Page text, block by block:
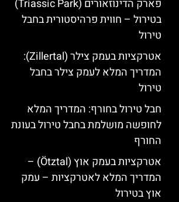
פארק הדינוזאורים (Triassic Park)
בטירול – חווית פרהיסטורית בחבל
טירול
אטרקציות בעמק צילר (Zillertal):
המדריך המלא לעמק צילר בחבל
טירול
חבל טירול בחורף: המדריך המלא
לחופשה מושלמת בחבל טירול בעונת
החורף
אטרקציות בעמק אוץ (Ötztal) –
המדריך המלא לאטרקציות – עמק
אוץ בטירול